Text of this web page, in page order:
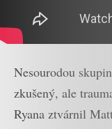
Nesourodou
zkušený, ale
Ryana ztvárnil